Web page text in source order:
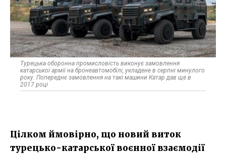
Турецька оборонна промисловість виконує замовлення
катарської армії на бронеавтомобілі, укладене в серпні минулого
року. Попереднє замовлення на такі машини Катар дав ще в
2017 році
Цілком ймовірно, що новий виток
турецько-катарської воєнної взаємодії